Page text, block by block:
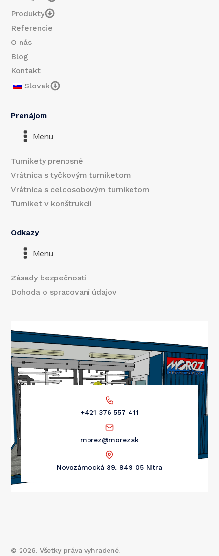
Produkty
Referencie
O nás
Blog
Kontakt
Slovak
Prenájom
Menu
Turnikety prenosné
Vrátnica s tyčkovým turniketom
Vrátnica s celoosobovým turniketom
Turniket v konštrukcii
Odkazy
Menu
Zásady bezpečnosti
Dohoda o spracovaní údajov
+421 376 557 411
morez@morez.sk
Novozámocká 89, 949 05 Nitra
© 2026. Všetky práva vyhradené.